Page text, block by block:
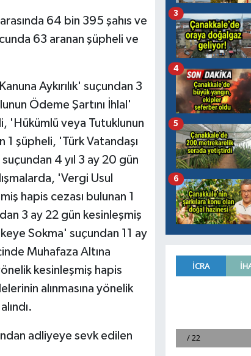
64 bin 395 şahıs ve
63 aranan şüpheli ve
Aykırılık' suçundan 3
Ödeme Şartını İhlal'
'Hükümlü veya Tutuklunun
1 şüpheli, 'Türk Vatandaşı
suçundan 4 yıl 3 ay 20 gün
'Vergi Usul
hapis cezası bulunan 1
3 ay 22 gün kesinleşmiş
Sokma' suçundan 11 ay
Muhafaza Altına
kesinleşmiş hapis
alınmasına yönelik
adliyeye sevk edilen
3
4
5
6